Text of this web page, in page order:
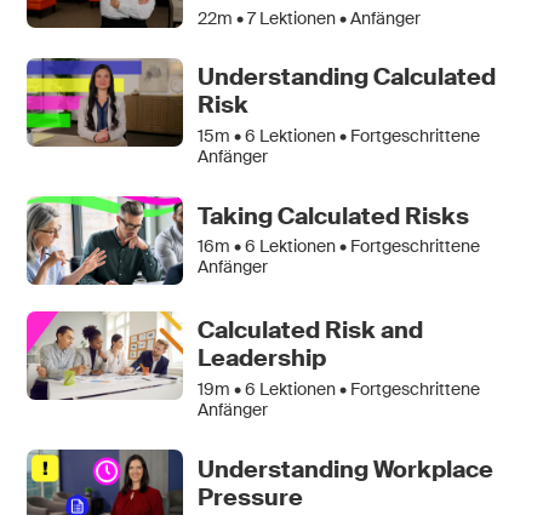
22m •7Lektionen • Anfänger
Understanding Calculated
Risk
15m •6 Lektionen • Fortgeschrittene
Anfänger
Taking Calculated Risks
16m •6 Lektionen • Fortgeschrittene
Anfänger
Calculated Risk and
Leadership
19m •6 Lektionen • Fortgeschrittene
Anfänger
Understanding Workplace
Pressure